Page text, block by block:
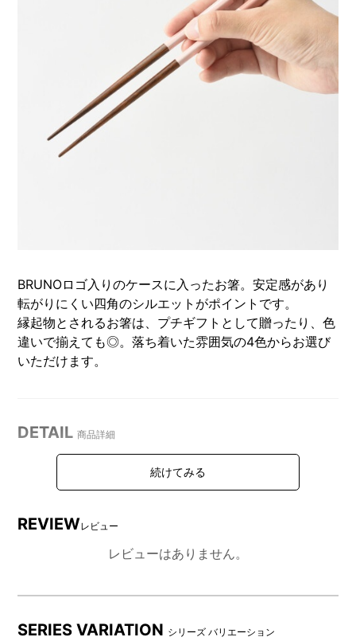
BRUNOロゴ入りのケースに入ったお箸。安定感があり
転がりにくい四角のシルエットがポイントです。
縁起物とされるお箸は、プチギフトとして贈ったり、色
違いで揃えても◎。落ち着いた雰囲気の4色からお選び
いただけます。
DETAIL商品詳細
REVIEWレビュー
レビューはありません。
SERIES VARIATION シリーズ バリエーション